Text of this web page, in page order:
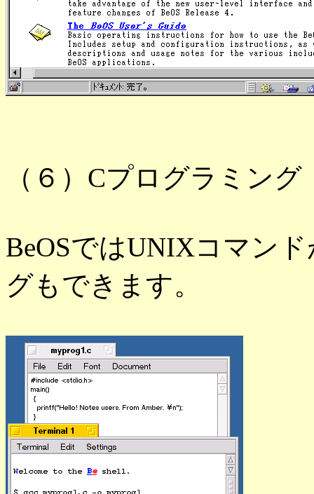
（６）Cプログラミング
BeOSではUNIXコマン
グもできます。